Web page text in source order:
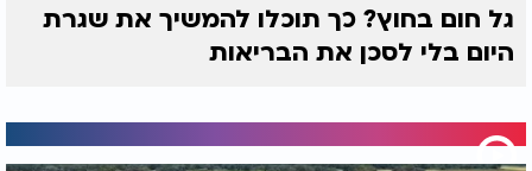
גל חום בחוץ? כך תוכלו להמשיך את שגרת
היום בלי לסכן את הבריאות